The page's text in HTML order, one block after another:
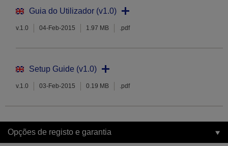
Guia do Utilizador (v1.0)
v.1.0 04-Feb-2015 1.97 MB .pdf
Setup Guide (v1.0)
v.1.0 03-Feb-2015 0.19 MB .pdf
Opções de registo e garantia